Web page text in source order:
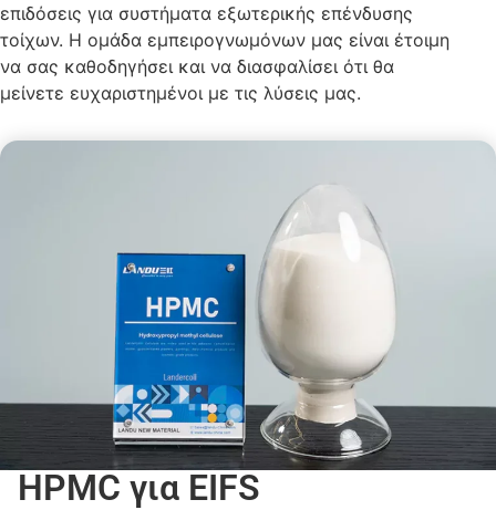
επιδόσεις για συστήματα εξωτερικής επένδυσης
τοίχων. Η ομάδα εμπειρογνωμόνων μας είναι έτοιμη
να σας καθοδηγήσει και να διασφαλίσει ότι θα
μείνετε ευχαριστημένοι με τις λύσεις μας.
HPMC για EIFS